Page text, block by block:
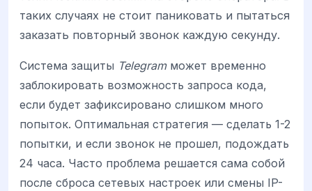
таких случаях не стоит паниковать и пытаться
заказать повторный звонок каждую секунду.
Система защиты Telegramможет временно
заблокировать возможность запроса кода,
если будет зафиксировано слишком много
попыток. Оптимальная стратегия — сделать 1-2
попытки, и если звонок не прошел, подождать
24 часа. Часто проблема решается сама собой
после сброса сетевых настроек или смены IP-